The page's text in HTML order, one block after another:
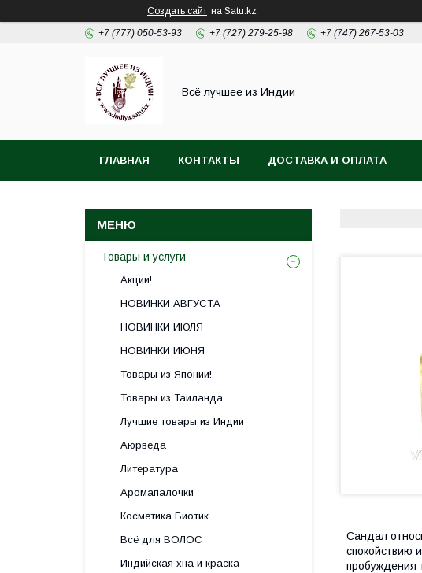
Создать сайт на Satu.kz
+7 (777) 050-53-93 +7 (727) 279-25-98 +7 (747) 267-53-03
Всё лучшее из Индии
ГЛАВНАЯ КОНТАКТЫ ДОСТАВКА И ОПЛАТА
Сандал
спокойствию
пробуждения
Товары и услуги
Акции!
НОВИНКИ АВГУСТА
НОВИНКИ ИЮЛЯ
НОВИНКИ ИЮНЯ
Товары из Японии!
Товары из Таиланда
Лучшие товары из Индии
Аюрведа
Литература
Аромапалочки
Косметика Биотик
Всё для ВОЛОС
Индийская хна и краска